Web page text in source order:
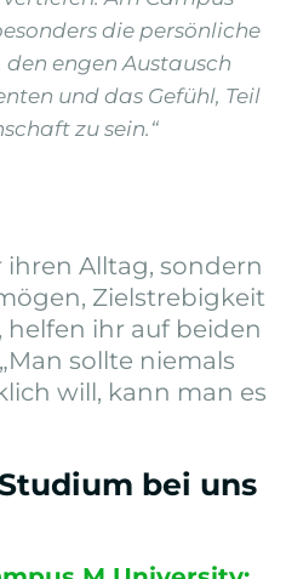
die persönliche
engen Austausch
und das Gefühl, Teil
zu sein.“
Alltag, sondern
Zielstrebigkeit
helfen ihr auf beiden
sollte niemals
will, kann man es
bei uns